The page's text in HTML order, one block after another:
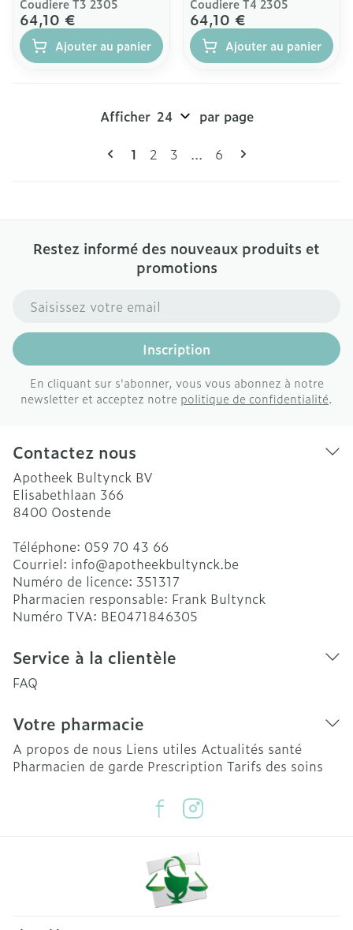
Coudiere T3 2305
64,10 €
Ajouter au panier
Coudiere T4 2305
64,10 €
Ajouter au panier
Pages
Vous lisez actuellement la page
1 Page
2 Page
3 ... Page
6
Afficher par page
Restez informé des nouveaux produits et
promotions
Adresse mail
Inscription
En cliquant sur s'abonner, vous vous abonnez à notre
newsletter et acceptez notre politique de confidentialité.
Contactez nous
Apotheek Bultynck BV
Elisabethlaan 366
8400 Oostende
Téléphone: 059 70 43 66
Courriel: info@apotheekbultynck.be
Numéro de licence: 351317
Pharmacien responsable: Frank Bultynck
Numéro TVA: BE0471846305
Service à la clientèle
FAQ
Votre pharmacie
A propos de nous Liens utiles Actualités santé
Pharmacien de garde Prescription Tarifs des soins